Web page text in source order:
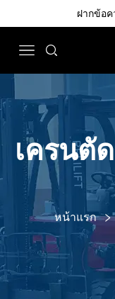
ฝากข้อ
เครนตั
หน้าแรก